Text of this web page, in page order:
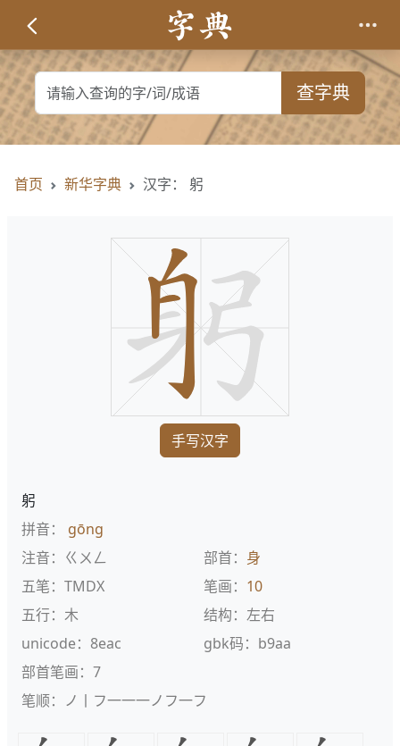
查字典
首页 新华字典 汉字： 躬
手写汉字
躬
拼音： gōng
注音：ㄍㄨㄥ
部首： 身
五笔：TMDX
笔画： 10
五行：木
结构：左右
unicode：8eac
gbk码：b9aa
部首笔画：7
笔顺：ノ丨フ一一一ノフ一フ